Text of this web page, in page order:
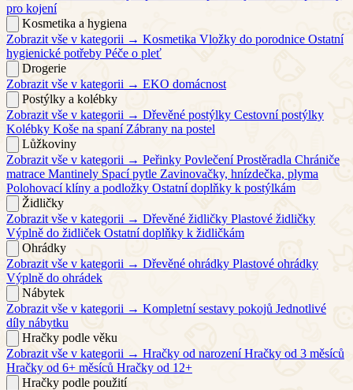
pro kojení
Kosmetika a hygiena
Zobrazit vše v kategorii → Kosmetika Vložky do porodnice Ostatní
hygienické potřeby Péče o pleť
Drogerie
Zobrazit vše v kategorii → EKO domácnost
Postýlky a kolébky
Zobrazit vše v kategorii → Dřevěné postýlky Cestovní postýlky
Kolébky Koše na spaní Zábrany na postel
Lůžkoviny
Zobrazit vše v kategorii → Peřinky Povlečení Prostěradla Chrániče
matrace Mantinely Spací pytle Zavinovačky, hnízdečka, plyma
Polohovací klíny a podložky Ostatní doplňky k postýlkám
Židličky
Zobrazit vše v kategorii → Dřevěné židličky Plastové židličky
Výplně do židliček Ostatní doplňky k židličkám
Ohrádky
Zobrazit vše v kategorii → Dřevěné ohrádky Plastové ohrádky
Výplně do ohrádek
Nábytek
Zobrazit vše v kategorii → Kompletní sestavy pokojů Jednotlivé
díly nábytku
Hračky podle věku
Zobrazit vše v kategorii → Hračky od narození Hračky od 3 měsíců
Hračky od 6+ měsíců Hračky od 12+
Hračky podle použití